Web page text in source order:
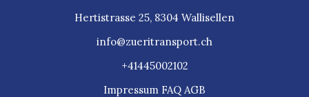
Hertistrasse 25, 8304 Wallisellen
info@zueritransport.ch
+41445002102
Impressum FAQ AGB